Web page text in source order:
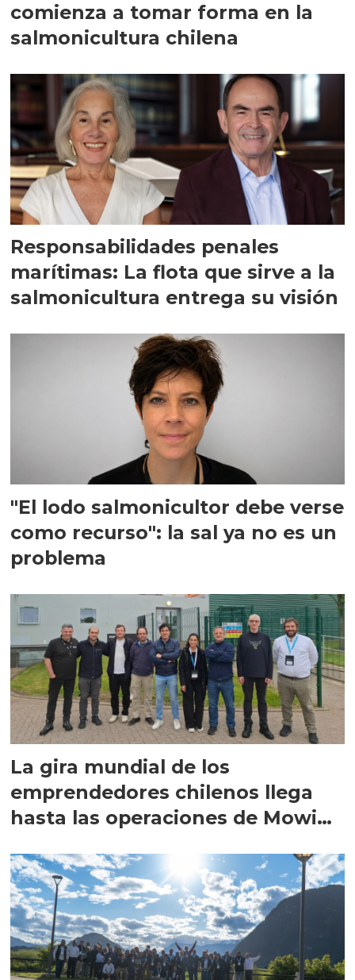
comienza a tomar forma en la
salmonicultura chilena
Responsabilidades penales
marítimas: La flota que sirve a la
salmonicultura entrega su visión
"El lodo salmonicultor debe verse
como recurso": la sal ya no es un
problema
La gira mundial de los
emprendedores chilenos llega
hasta las operaciones de Mowi